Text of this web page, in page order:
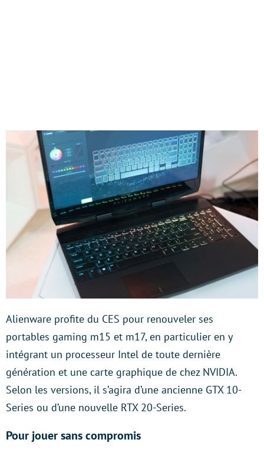
Alienware profite du CES pour renouveler ses
portables gaming m15 et m17, en particulier en y
intégrant un processeur Intel de toute dernière
génération et une carte graphique de chez NVIDIA.
Selon les versions, il s’agira d’une ancienne GTX 10-
Series ou d’une nouvelle RTX 20-Series.
Pour jouer sans compromis